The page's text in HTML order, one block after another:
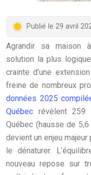
Publié le 29 avril
Agrandir sa maison
solution la plus
crainte d’une
freine de nombreux
données 2025
Québec révèlent 259
Québec (hausse de 5,6
devient un enjeu
le dénaturer.
nouveau repose sur